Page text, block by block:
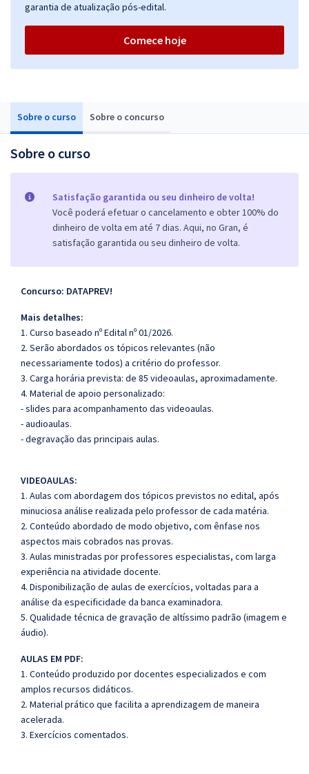
Sobre o curso Sobre o concurso
Sobre o curso
Satisfação garantida ou seu dinheiro de volta!
Você poderá efetuar o cancelamento e obter 100% do
dinheiro de volta em até 7 dias. Aqui, no Gran, é
satisfação garantida ou seu dinheiro de volta.
Concurso: DATAPREV!
Mais detalhes:
1. Curso baseado nº Edital nº 01/2026.
2. Serão abordados os tópicos relevantes (não
necessariamente todos) a critério do professor.
3. Carga horária prevista: de 85 videoaulas, aproximadamente.
4. Material de apoio personalizado:
- slides para acompanhamento das videoaulas.
- audioaulas.
- degravação das principais aulas.
VIDEOAULAS:
1. Aulas com abordagem dos tópicos previstos no edital, após
minuciosa análise realizada pelo professor de cada matéria.
2. Conteúdo abordado de modo objetivo, com ênfase nos
aspectos mais cobrados nas provas.
3. Aulas ministradas por professores especialistas, com larga
experiência na atividade docente.
4. Disponibilização de aulas de exercícios, voltadas para a
análise da especificidade da banca examinadora.
5. Qualidade técnica de gravação de altíssimo padrão (imagem e
áudio).
AULAS EM PDF:
1. Conteúdo produzido por docentes especializados e com
amplos recursos didáticos.
2. Material prático que facilita a aprendizagem de maneira
acelerada.
3. Exercícios comentados.
garantia de atualização pós-edital.
Comece hoje